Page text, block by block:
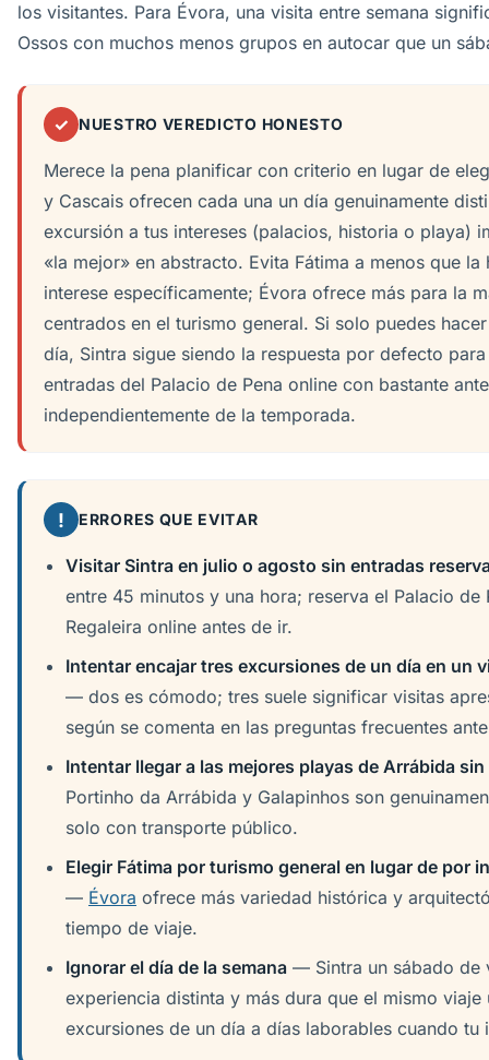
los visitantes. Para Évora, una visita entre semana
Ossos con muchos menos grupos en autocar que un
✓ NUESTRO VEREDICTO HONESTO
Merece la pena planificar con criterio en lugar de
y Cascais ofrecen cada una un día genuinamente
excursión a tus intereses (palacios, historia o playa)
«la mejor» en abstracto. Evita Fátima a menos que
interese específicamente; Évora ofrece más para la
centrados en el turismo general. Si solo puedes
día, Sintra sigue siendo la respuesta por defecto
entradas del Palacio de Pena online con bastante
independientemente de la temporada.
! ERRORES QUE EVITAR
Visitar Sintra en julio o agosto sin entradas
entre 45 minutos y una hora; reserva el Palacio de
Regaleira online antes de ir.
Intentar encajar tres excursiones de un día en un
— dos es cómodo; tres suele significar visitas
según se comenta en las preguntas frecuentes
Intentar llegar a las mejores playas de Arrábida
Portinho da Arrábida y Galapinhos son
solo con transporte público.
Elegir Fátima por turismo general en lugar de por
— Évora ofrece más variedad histórica y
tiempo de viaje.
Ignorar el día de la semana — Sintra un sábado de
experiencia distinta y más dura que el mismo viaje
excursiones de un día a días laborables cuando tu